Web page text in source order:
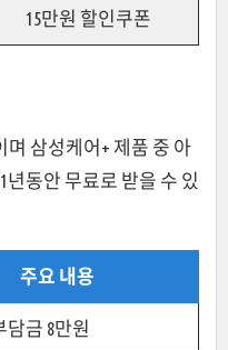
15만원 할인쿠폰
며 삼성케어+ 제품 중 아
동안 무료로 받을 수 있
주요 내용
담금 8만원